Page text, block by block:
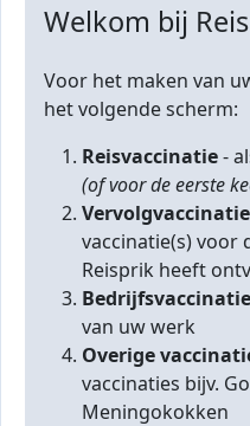
Welkom bij
Voor het maken van
het volgende scherm:
Reisvaccinatie-
(of voor de eerste
Vervolgvaccinatie
vaccinatie(s) voor
Reisprik heeft
Bedrijfsvaccinatie
van uw werk
Overige
vaccinaties bijv.
Meningokokken